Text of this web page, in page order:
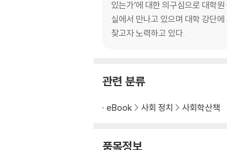
조립형 정체성 … 100
사이보그 … 106
인간디자인 … 111
4장 미래사회에서 더욱 중요해지는 것
배움 … 124
삶과 시간 … 135
공동의 윤리 … 172
있는가’에 대한 의구심으로 대학
실에서 만나고 있으며 대학 강단
찾고자 노력하고 있다.
관련 분류
eBook 사회 정치 사회학산책
품목정보